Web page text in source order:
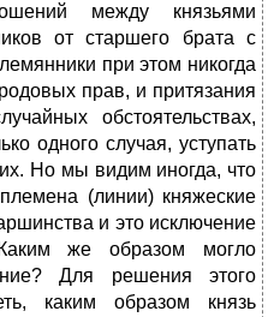
между князьями
от старшего брата с
при этом никогда
прав, и притязания
обстоятельствах,
одного случая, уступать
Но мы видим иногда, что
(линии) княжеские
и это исключение
же образом могло
Для решения этого
каким образом князь